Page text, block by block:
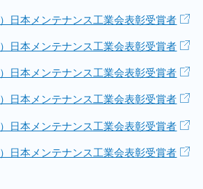
日本メンテナンス工業会表彰受賞者
日本メンテナンス工業会表彰受賞者
日本メンテナンス工業会表彰受賞者
日本メンテナンス工業会表彰受賞者
日本メンテナンス工業会表彰受賞者
日本メンテナンス工業会表彰受賞者